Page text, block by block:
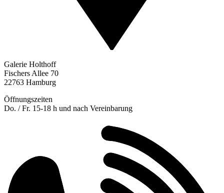
Galerie Holthoff
Fischers Allee 70
22763 Hamburg
Öffnungszeiten
Do. / Fr. 15-18 h und nach Vereinbarung